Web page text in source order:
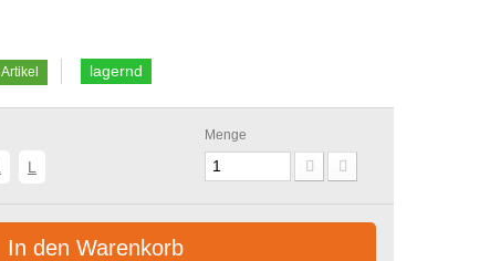
Artikel lagernd
L
Menge
In den Warenkorb